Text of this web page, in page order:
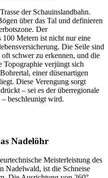
der Schauinslandbahn.
über das Tal und definieren
Der
100 Metern ist nicht nur eine
Die Seile sind
schwer zu erkennen, und die
Topographie verjüngt sich
einer düsenartigen
Diese Verengung sorgt
– sei es der überregionale
beschleunigt wird.
Nadelöhr
Meisterleistung des
Nadelwald, ist die Schneise